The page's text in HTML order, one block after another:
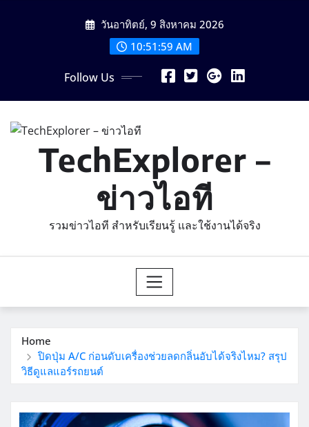
วันอาทิตย์, 9 สิงหาคม 2026
10:52:00 AM
Follow Us
TechExplorer –
ข่าวไอที
รวมข่าวไอที สำหรับเรียนรู้ และใช้งานได้จริง
Home
ปิดปุ่ม A/C ก่อนดับเครื่องช่วยลดกลิ่นอับได้จริงไหม? สรุป
วิธีดูแลแอร์รถยนต์